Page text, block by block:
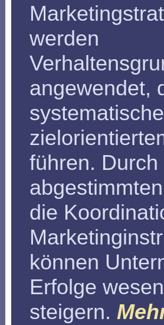
werden
angewendet,
führen. Durch
die
können
Erfolge
steigern.